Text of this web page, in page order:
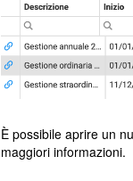
È possibile aprire un
maggiori informazioni.